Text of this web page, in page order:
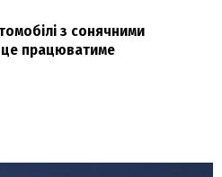
з сонячними
це працюватиме